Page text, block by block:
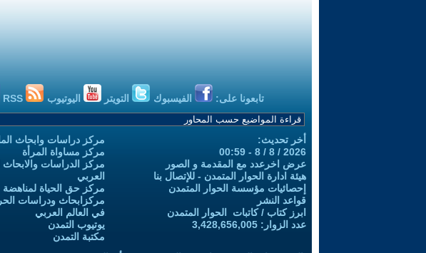
تابعونا على: الفيسبوك التويتر اليوتيوب
أخر تحديث:
2026 / 8 / 8 - 00:59
عرض اخرعدد مع المقدمة و الصور
هيئة ادارة الحوار المتمدن - للإتصال بنا
إحصائيات مؤسسة الحوار المتمدن
قواعد النشر
ابرز كتاب / كاتبات الحوار المتمدن
عدد الزوار: 3,428,656,005
مركز دراسات وابحاث
مركز مساواة المرأة
مركز الدراسات والابحاث
العربي
مركز حق الحياة لمناهضة
مركزابحاث ودراسات
في العالم العربي
يوتيوب التمدن
مكتبة التمدن